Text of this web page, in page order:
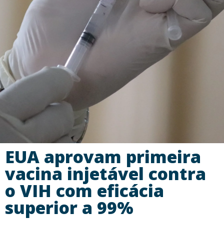
EUA aprovam primeira
vacina injetável contra
o VIH com eficácia
superior a 99%